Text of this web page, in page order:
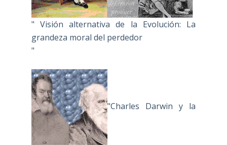
" Visión alternativa de la Evolución: La
grandeza moral del perdedor
"
"Charles Darwin y la